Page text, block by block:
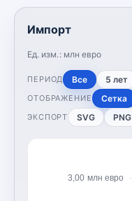
Импорт
Ед. изм.: млн евро
ПЕРИОД Все 5 лет
ОТОБРАЖЕНИЕ Сетка
ЭКСПОРТ SVG PNG
3,00 млн евро